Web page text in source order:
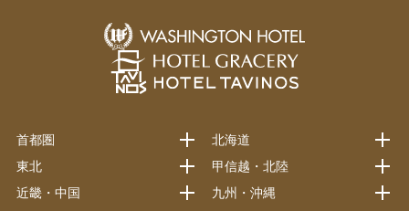
首都圏
北海道
東北
甲信越・北陸
近畿・中国
九州・沖縄